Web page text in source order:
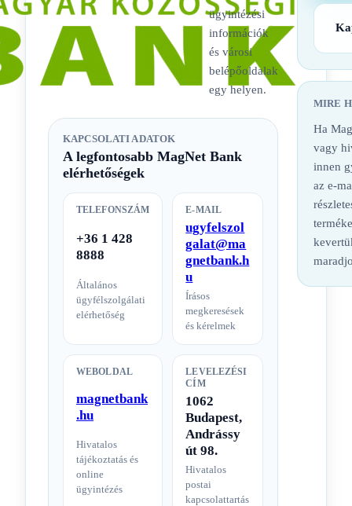
ügyintézési
információk
és városi
belépőoldalak
egy helyen.
KAPCSOLATI ADATOK
A legfontosabb MagNet Bank
elérhetőségek
TELEFONSZÁM
+36 1 428
8888
Általános
ügyfélszolgálati
elérhetőség
E-MAIL
ugyfelszol
galat@ma
gnetbank.h
u
Írásos
megkeresések
és kérelmek
WEBOLDAL
magnetbank
.hu
Hivatalos
tájékoztatás és
online
ügyintézés
LEVELEZÉSI
CÍM
1062
Budapest,
Andrássy
út 98.
Hivatalos
postai
kapcsolattartás
MIRE
Ha
vagy
innen
az e-